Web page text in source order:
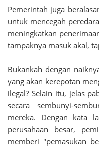
Pemerintah juga
untuk mencegah
meningkatkan
tampaknya masuk akal,
Bukankah dengan
yang akan kerepotan
ilegal? Selain itu, jelas
secara sembunyi-
mereka. Dengan kata
perusahaan besar,
memberi "pemasukan